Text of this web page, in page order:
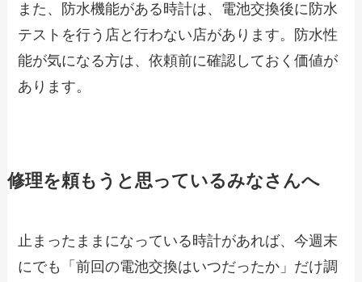
また、防水機能がある時計は、電池交換後に防水
テストを行う店と行わない店があります。防水性
能が気になる方は、依頼前に確認しておく価値が
あります。
修理を頼もうと思っているみなさんへ
止まったままになっている時計があれば、今週末
にでも「前回の電池交換はいつだったか」だけ調